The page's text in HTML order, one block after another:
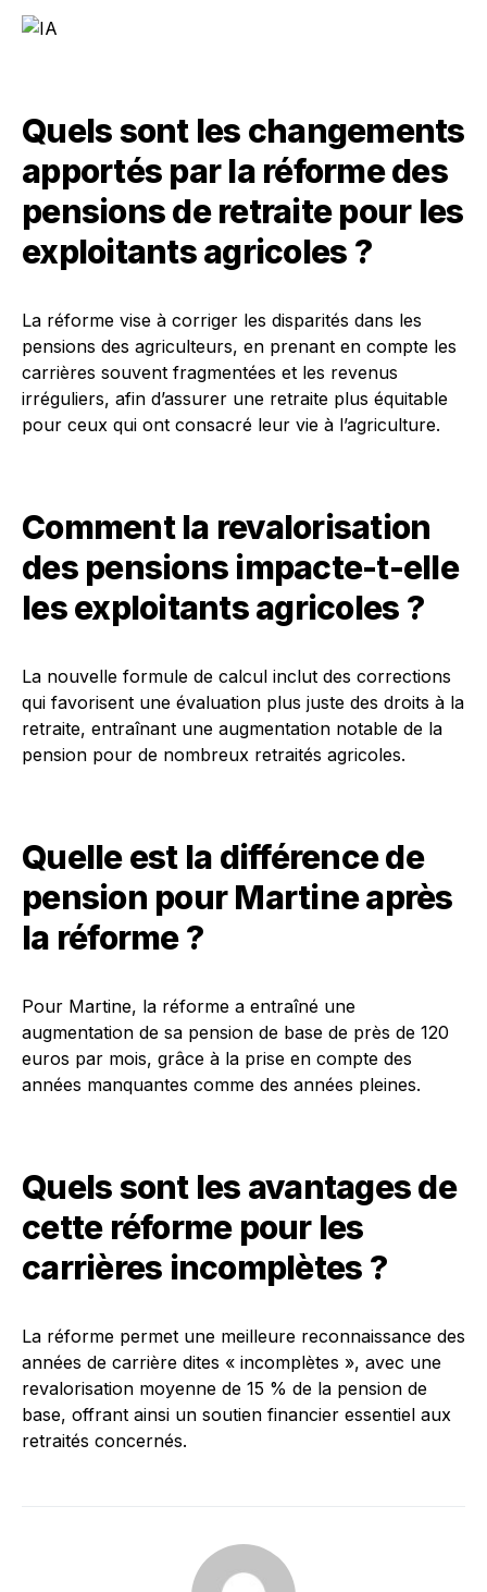
Quels sont les changements
apportés par la réforme des
pensions de retraite pour les
exploitants agricoles ?
La réforme vise à corriger les disparités dans les
pensions des agriculteurs, en prenant en compte les
carrières souvent fragmentées et les revenus
irréguliers, afin d’assurer une retraite plus équitable
pour ceux qui ont consacré leur vie à l’agriculture.
Comment la revalorisation
des pensions impacte-t-elle
les exploitants agricoles ?
La nouvelle formule de calcul inclut des corrections
qui favorisent une évaluation plus juste des droits à la
retraite, entraînant une augmentation notable de la
pension pour de nombreux retraités agricoles.
Quelle est la différence de
pension pour Martine après
la réforme ?
Pour Martine, la réforme a entraîné une
augmentation de sa pension de base de près de 120
euros par mois, grâce à la prise en compte des
années manquantes comme des années pleines.
Quels sont les avantages de
cette réforme pour les
carrières incomplètes ?
La réforme permet une meilleure reconnaissance des
années de carrière dites « incomplètes », avec une
revalorisation moyenne de 15 % de la pension de
base, offrant ainsi un soutien financier essentiel aux
retraités concernés.